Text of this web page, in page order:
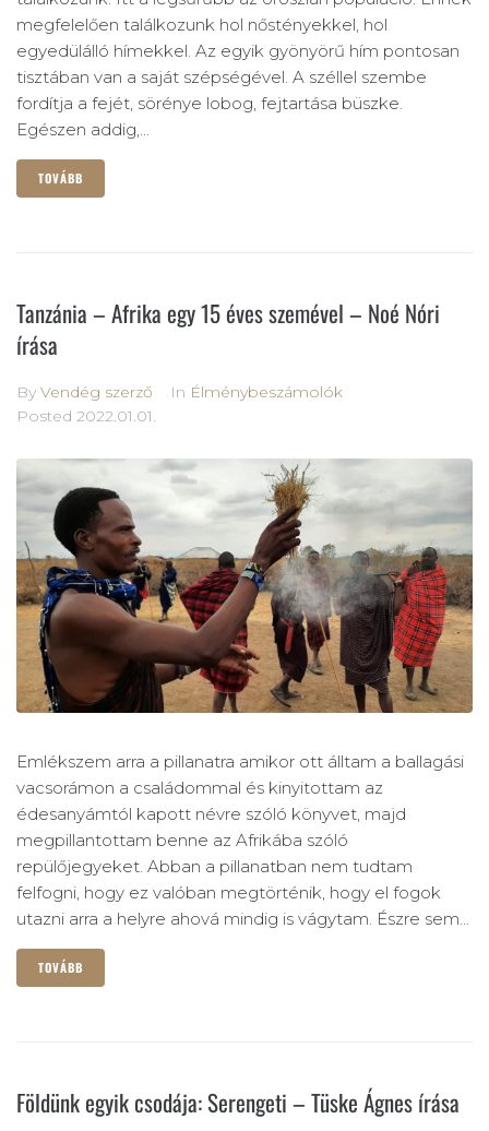
megfelelően találkozunk hol nőstényekkel, hol
egyedülálló hímekkel. Az egyik gyönyörű hím pontosan
tisztában van a saját szépségével. A széllel szembe
fordítja a fejét, sörénye lobog, fejtartása büszke.
Egészen addig,...
TOVÁBB
Tanzánia – Afrika egy 15 éves szemével – Noé Nóri
írása
By Vendég szerző In Élménybeszámolók
Posted 2022.01.01.
Emlékszem arra a pillanatra amikor ott álltam a ballagási
vacsorámon a családommal és kinyitottam az
édesanyámtól kapott névre szóló könyvet, majd
megpillantottam benne az Afrikába szóló
repülőjegyeket. Abban a pillanatban nem tudtam
felfogni, hogy ez valóban megtörténik, hogy el fogok
utazni arra a helyre ahová mindig is vágytam. Észre sem...
TOVÁBB
Földünk egyik csodája: Serengeti – Tüske Ágnes írása